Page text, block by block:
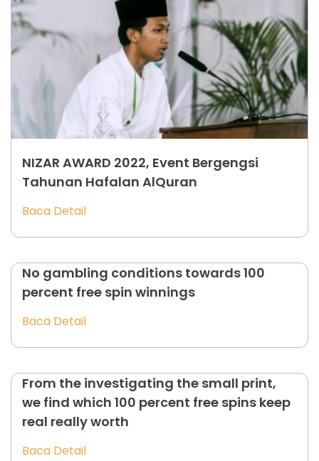
NIZAR AWARD 2022, Event Bergengsi
Tahunan Hafalan AlQuran
Baca Detail
No gambling conditions towards 100
percent free spin winnings
Baca Detail
From the investigating the small print,
we find which 100 percent free spins keep
real really worth
Baca Detail